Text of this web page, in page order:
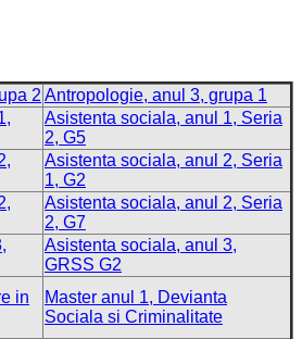
2 Antropologie, anul 3, grupa 1
Asistenta sociala, anul 1, Seria
2, G5
Asistenta sociala, anul 2, Seria
1, G2
Asistenta sociala, anul 2, Seria
2, G7
Asistenta sociala, anul 3,
GRSS G2
in
Master anul 1, Devianta
Sociala si Criminalitate